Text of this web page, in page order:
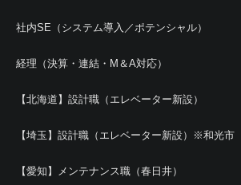
社内SE（システム導入／ポテンシャル）
経理（決算・連結・M＆A対応）
【北海道】設計職（エレベーター新設）
【埼玉】設計職（エレベーター新設）※和光市
【愛知】メンテナンス職（春日井）